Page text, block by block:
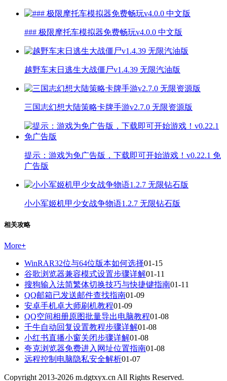
### 极限摩托车模拟器免费畅玩v4.0.0 中文版
越野车末日逃生大战僵尸v1.4.39 无限汽油版
三国志幻想大陆策略卡牌手游v2.7.0 无限资源版
提示：游戏为免广告版，下载即可开始游戏！v0.22.1 免
广告版
小小军姬机甲少女战争物语1.2.7 无限钻石版
相关攻略
More+
WinRAR32位与64位版本如何选择01-15
谷歌浏览器兼容模式设置步骤详解01-11
搜狗输入法简繁体切换技巧与快捷键指南01-11
QQ邮箱已发送邮件查找指南01-09
安卓手机卓大师刷机教程01-09
QQ空间相册原图批量导出电脑教程01-08
千牛自动回复设置教程步骤详解01-08
小红书直播小窗关闭步骤详解01-08
夸克浏览器免费进入网址位置指南01-08
远程控制电脑隐私安全解析01-07
Copyright 2013-2026 m.dgtxyx.cn All Rights Reserved.